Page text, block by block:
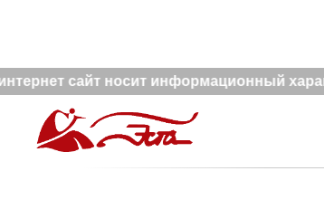
сайт носит информационный